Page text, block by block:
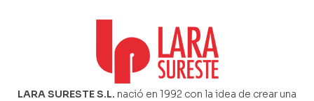
LARA SURESTE S.L. nació en 1992 con la idea de crear una